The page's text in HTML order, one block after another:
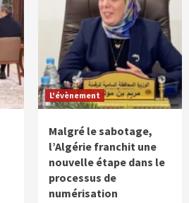
L'évènement
Malgré le sabotage,
l’Algérie franchit une
nouvelle étape dans le
processus de
numérisation